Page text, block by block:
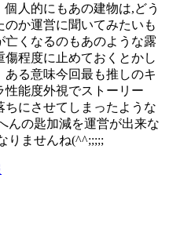
人的にもあの建物は,どう
か運営に聞いてみたいも
くなるのもあのような露
程度に止めておくとかし
る意味今回最も推しのキ
性能度外視でストーリー
にさせてしまったような
んの匙加減を運営が出来な
りませんね(^^;;;;;